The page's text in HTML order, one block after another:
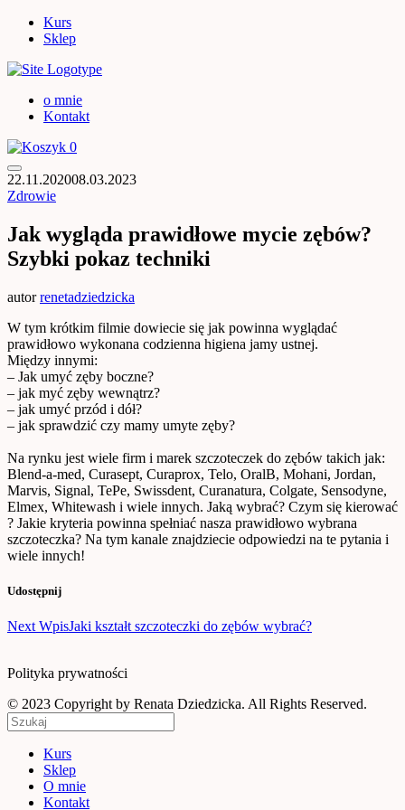
Kurs
Sklep
o mnie
Kontakt
0
22.11.202008.03.2023
Zdrowie
Jak wygląda prawidłowe mycie zębów?
Szybki pokaz techniki
autorrenetadziedzicka
W tym krótkim filmie dowiecie się jak powinna wyglądać
prawidłowo wykonana codzienna higiena jamy ustnej.
Między innymi:
– Jak umyć zęby boczne?
– jak myć zęby wewnątrz?
– jak umyć przód i dół?
– jak sprawdzić czy mamy umyte zęby?
Na rynku jest wiele firm i marek szczoteczek do zębów takich jak:
Blend-a-med, Curasept, Curaprox, Telo, OralB, Mohani, Jordan,
Marvis, Signal, TePe, Swissdent, Curanatura, Colgate, Sensodyne,
Elmex, Whitewash i wiele innych. Jaką wybrać? Czym się kierować
? Jakie kryteria powinna spełniać nasza prawidłowo wybrana
szczoteczka? Na tym kanale znajdziecie odpowiedzi na te pytania i
wiele innych!
Udostępnij
Nawigacja
Next WpisJaki kształt szczoteczki do zębów wybrać?
Polityka prywatności
© 2023 Copyright by Renata Dziedzicka. All Rights Reserved.
Kurs
Sklep
O mnie
Kontakt